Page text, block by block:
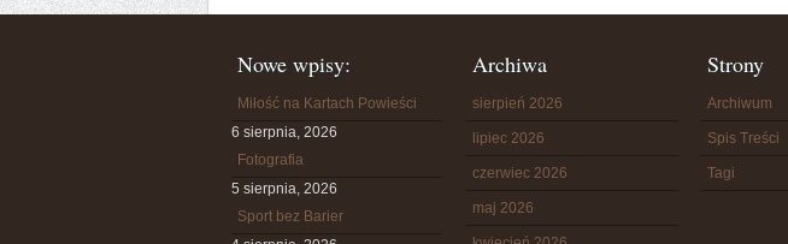
Nowe wpisy:
Miłość na Kartach Powieści
6 sierpnia, 2026
Fotografia
5 sierpnia, 2026
Sport bez Barier
Archiwa
sierpień 2026
lipiec 2026
czerwiec 2026
maj 2026
Strony
Archiwum
Spis Treści
Tagi